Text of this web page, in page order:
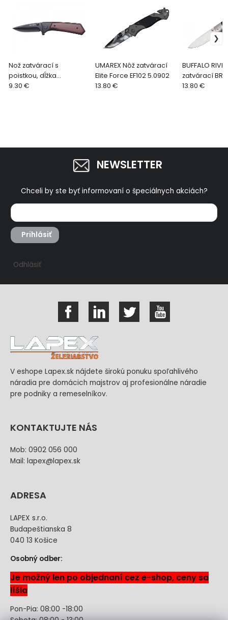
Nož zatvárací s
poistkou, dĺžka
120/205mm, hrúbka
9.30 €
UMAREX Nôž zatvárací
Elite Force EF102 5.0902
13.80 €
BUFFALO
zatvárací
Bear BRKGRI
13.80 €
NEWSLETTER
Chceli by ste byť informovaní o špeciálnych akciách?
Prihlásiť
Odhlásiť
V eshope Lapex.sk nájdete širokú ponuku spoľahlivého
náradia pre domácich majstrov aj profesionálne náradie
pre podniky a remeselníkov.
KONTAKTUJTE NÁS
Mob: 0902 056 000
Mail: lapex@lapex.sk
ADRESA
LAPEX s.r.o.
Budapeštianska 8
040 13 Košice
Osobný odber:
Je možný len po objednaní cez e-shop, ceny sa
líšia
Pon-Pia: 08:00 -18:00